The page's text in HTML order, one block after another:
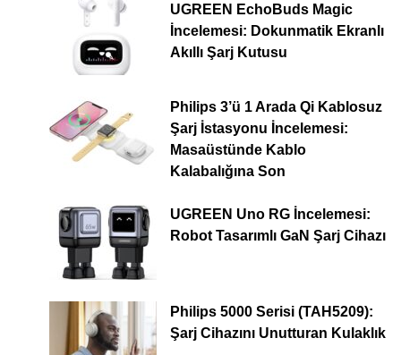
UGREEN EchoBuds Magic
İncelemesi: Dokunmatik Ekranlı
Akıllı Şarj Kutusu
Philips 3’ü 1 Arada Qi Kablosuz
Şarj İstasyonu İncelemesi:
Masaüstünde Kablo
Kalabalığına Son
UGREEN Uno RG İncelemesi:
Robot Tasarımlı GaN Şarj Cihazı
Philips 5000 Serisi (TAH5209):
Şarj Cihazını Unutturan Kulaklık